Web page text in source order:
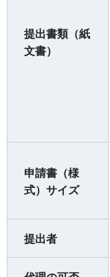
提出書類（紙
文書）
申請書（様
式）サイズ
提出者